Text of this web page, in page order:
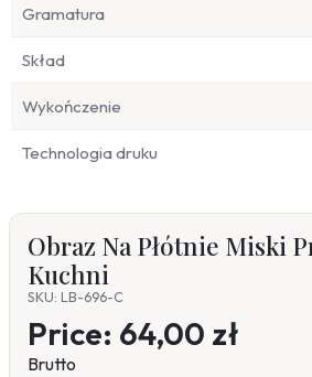
Gramatura
Skład
Wykończenie
Technologia druku
Obraz Na Płótnie Miski
Kuchni
SKU: LB-696-C
Price: 64,00 zł
Brutto